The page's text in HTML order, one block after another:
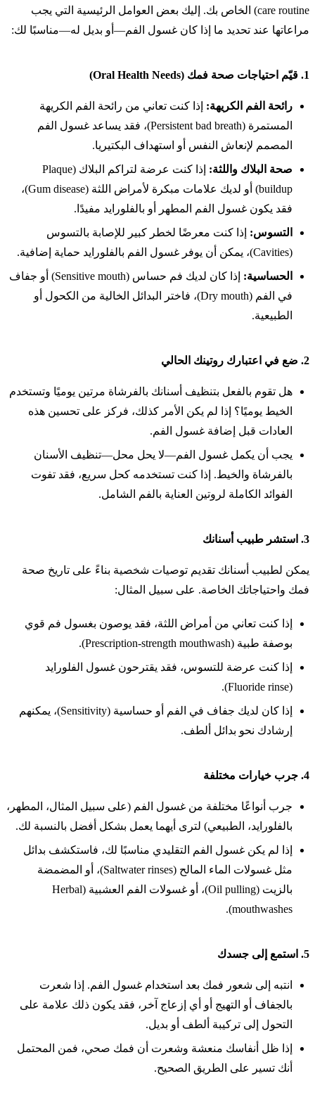
care routine) الخاص بك. إليك بعض العوامل الرئيسية التي يجب
مراعاتها عند تحديد ما إذا كان غسول الفم—أو بديل له—مناسبًا لك:
1. قيّم احتياجات صحة فمك (Oral Health Needs)
رائحة الفم الكريهة: إذا كنت تعاني من رائحة الفم الكريهة
المستمرة (Persistent bad breath)، فقد يساعد غسول الفم
المصمم لإنعاش النفس أو استهداف البكتيريا.
صحة البلاك واللثة:
إذا كنت عرضة لتراكم البلاك (Plaque
buildup) أو لديك علامات مبكرة لأمراض اللثة (Gum disease)،
فقد يكون غسول الفم المطهر أو بالفلورايد مفيدًا.
التسوس: إذا كنت معرضًا لخطر كبير للإصابة بالتسوس
(Cavities)، يمكن أن يوفر غسول الفم بالفلورايد حماية إضافية.
الحساسية:
إذا كان لديك فم حساس (Sensitive mouth) أو جفاف
في الفم (Dry mouth)، فاختر البدائل الخالية من الكحول أو
الطبيعية.
2. ضع في اعتبارك روتينك الحالي
هل تقوم بالفعل بتنظيف أسنانك بالفرشاة مرتين يوميًا وتستخدم
الخيط يوميًا؟ إذا لم يكن الأمر كذلك، فركز على تحسين هذه
العادات قبل إضافة غسول الفم.
يجب أن يكمل غسول الفم—لا يحل محل—تنظيف الأسنان
بالفرشاة والخيط. إذا كنت تستخدمه كحل سريع، فقد تفوت
الفوائد الكاملة لروتين العناية بالفم الشامل.
3. استشر طبيب أسنانك
يمكن لطبيب أسنانك تقديم توصيات شخصية بناءً على تاريخ صحة
فمك واحتياجاتك الخاصة. على سبيل المثال:
إذا كنت تعاني من أمراض اللثة، فقد يوصون بغسول فم قوي
بوصفة طبية (Prescription-strength mouthwash).
إذا كنت عرضة للتسوس، فقد يقترحون غسول الفلورايد
(Fluoride rinse).
إذا كان لديك جفاف في الفم أو حساسية (Sensitivity)، يمكنهم
إرشادك نحو بدائل ألطف.
4. جرب خيارات مختلفة
جرب أنواعًا مختلفة من غسول الفم (على سبيل المثال، المطهر،
بالفلورايد، الطبيعي) لترى أيهما يعمل بشكل أفضل بالنسبة لك.
إذا لم يكن غسول الفم التقليدي مناسبًا لك، فاستكشف بدائل
مثل غسولات الماء المالح (Saltwater rinses)، أو المضمضة
بالزيت (Oil pulling)، أو غسولات الفم العشبية (Herbal
mouthwashes).
5. استمع إلى جسدك
انتبه إلى شعور فمك بعد استخدام غسول الفم. إذا شعرت
بالجفاف أو التهيج أو أي إزعاج آخر، فقد يكون ذلك علامة على
التحول إلى تركيبة ألطف أو بديل.
إذا ظل أنفاسك منعشة وشعرت أن فمك صحي، فمن المحتمل
أنك تسير على الطريق الصحيح.